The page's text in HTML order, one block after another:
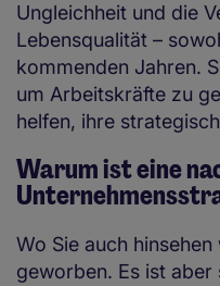
Ungleichheit und die
Lebensqualität –
kommenden Jahren.
um Arbeitskräfte zu
helfen, ihre
Warum ist eine
Wo Sie auch
geworben. Es ist